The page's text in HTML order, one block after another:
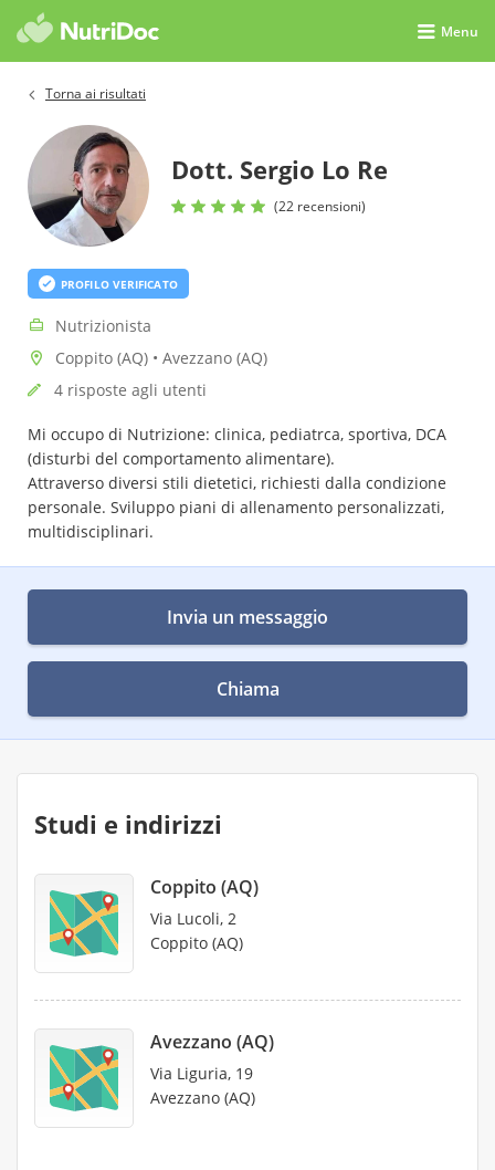
Menu
Torna ai risultati
Dott. Sergio Lo Re
(22 recensioni)
PROFILO VERIFICATO
Nutrizionista
Coppito (AQ) • Avezzano (AQ)
4 risposte agli utenti
Mi occupo di Nutrizione: clinica, pediatrca, sportiva, DCA
(disturbi del comportamento alimentare).
Attraverso diversi stili dietetici, richiesti dalla condizione
personale. Sviluppo piani di allenamento personalizzati,
multidisciplinari.
Invia un messaggio
Chiama
Studi e indirizzi
Coppito (AQ)
Via Lucoli, 2
Coppito (AQ)
Avezzano (AQ)
Via Liguria, 19
Avezzano (AQ)